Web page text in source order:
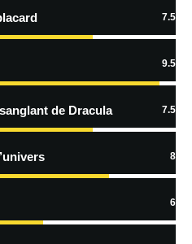
7.5
9.5
de Dracula 7.5
8
6